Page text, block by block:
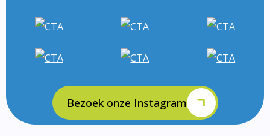
Bezoek onze Instagram